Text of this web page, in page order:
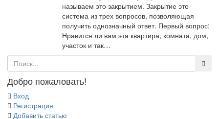
называем это закрытием. Закрытие это
система из трех вопросов, позволяющая
получить однозначный ответ. Первый вопрос:
Нравится ли вам эта квартира, комната, дом,
участок и так…
Добро пожаловать!
Вход
Регистрация
Добавить статью